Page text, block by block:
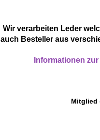
Wir verarbeiten Leder
auch Besteller aus
Informationen
Mitglied